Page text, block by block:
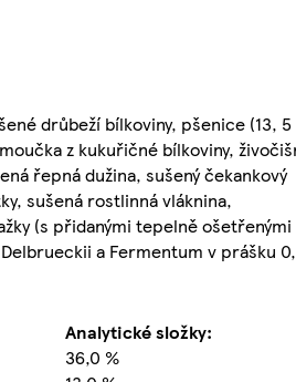
drůbeží bílkoviny, pšenice (13, 5
z kukuřičné bílkoviny,
řepná dužina, sušený čekankový
sušená rostlinná vláknina,
(s přidanými tepelně ošetřenými
a Fermentum v prášku
Analytické složky:
36,0 %